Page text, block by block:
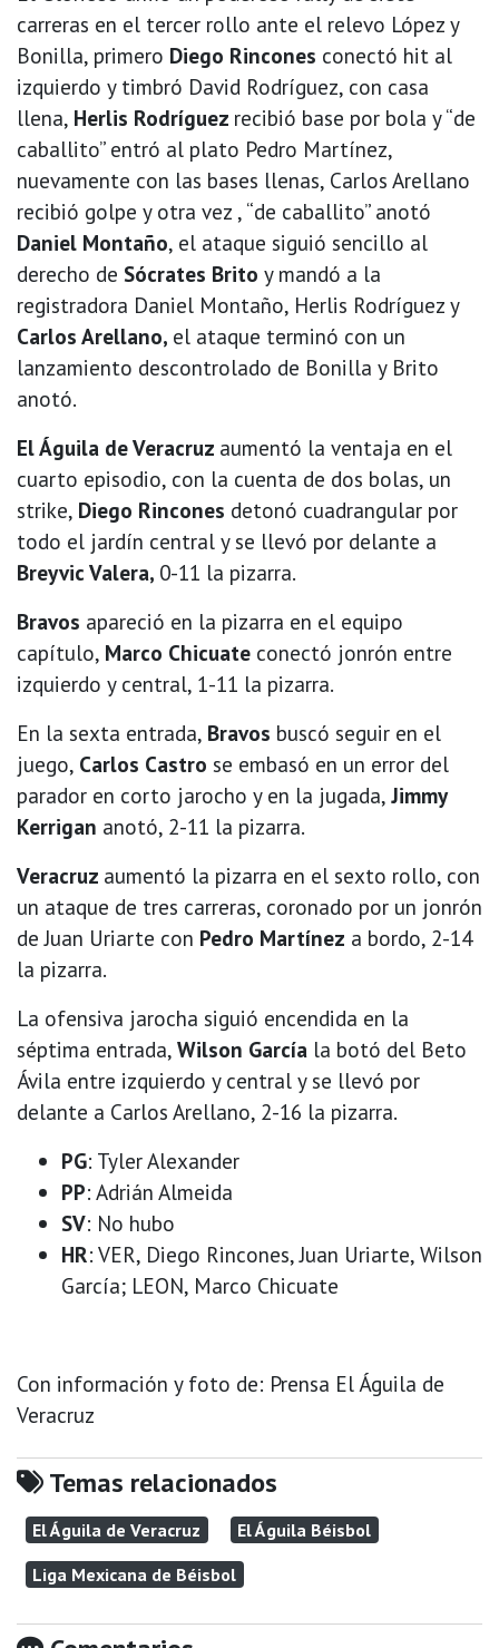
carreras en el tercer rollo ante el relevo López y
Bonilla, primero Diego Rincones conectó hit al
izquierdo y timbró David Rodríguez, con casa
llena, Herlis Rodríguez recibió base por bola y “de
caballito” entró al plato Pedro Martínez,
nuevamente con las bases llenas, Carlos Arellano
recibió golpe y otra vez , “de caballito” anotó
Daniel Montaño, el ataque siguió sencillo al
derecho de Sócrates Brito y mandó a la
registradora Daniel Montaño, Herlis Rodríguez y
Carlos Arellano, el ataque terminó con un
lanzamiento descontrolado de Bonilla y Brito
anotó.
El Águila de Veracruz aumentó la ventaja en el
cuarto episodio, con la cuenta de dos bolas, un
strike, Diego Rincones detonó cuadrangular por
todo el jardín central y se llevó por delante a
Breyvic Valera, 0-11 la pizarra.
Bravos apareció en la pizarra en el equipo
capítulo, Marco Chicuate conectó jonrón entre
izquierdo y central, 1-11 la pizarra.
En la sexta entrada, Bravos buscó seguir en el
juego, Carlos Castro se embasó en un error del
parador en corto jarocho y en la jugada, Jimmy
Kerrigan anotó, 2-11 la pizarra.
Veracruz aumentó la pizarra en el sexto rollo, con
un ataque de tres carreras, coronado por un jonrón
de Juan Uriarte con Pedro Martínez a bordo, 2-14
la pizarra.
La ofensiva jarocha siguió encendida en la
séptima entrada, Wilson García la botó del Beto
Ávila entre izquierdo y central y se llevó por
delante a Carlos Arellano, 2-16 la pizarra.
PG: Tyler Alexander
PP: Adrián Almeida
SV: No hubo
HR: VER, Diego Rincones, Juan Uriarte, Wilson
García; LEON, Marco Chicuate
Con información y foto de: Prensa El Águila de
Veracruz
Temas relacionados
El Águila de Veracruz
El Águila Béisbol
Liga Mexicana de Béisbol